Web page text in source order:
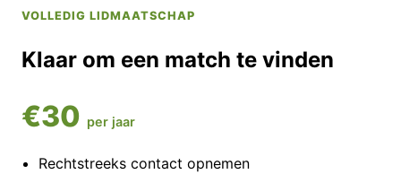
VOLLEDIG LIDMAATSCHAP
Klaar om een match te vinden
€30 per jaar
Rechtstreeks contact opnemen